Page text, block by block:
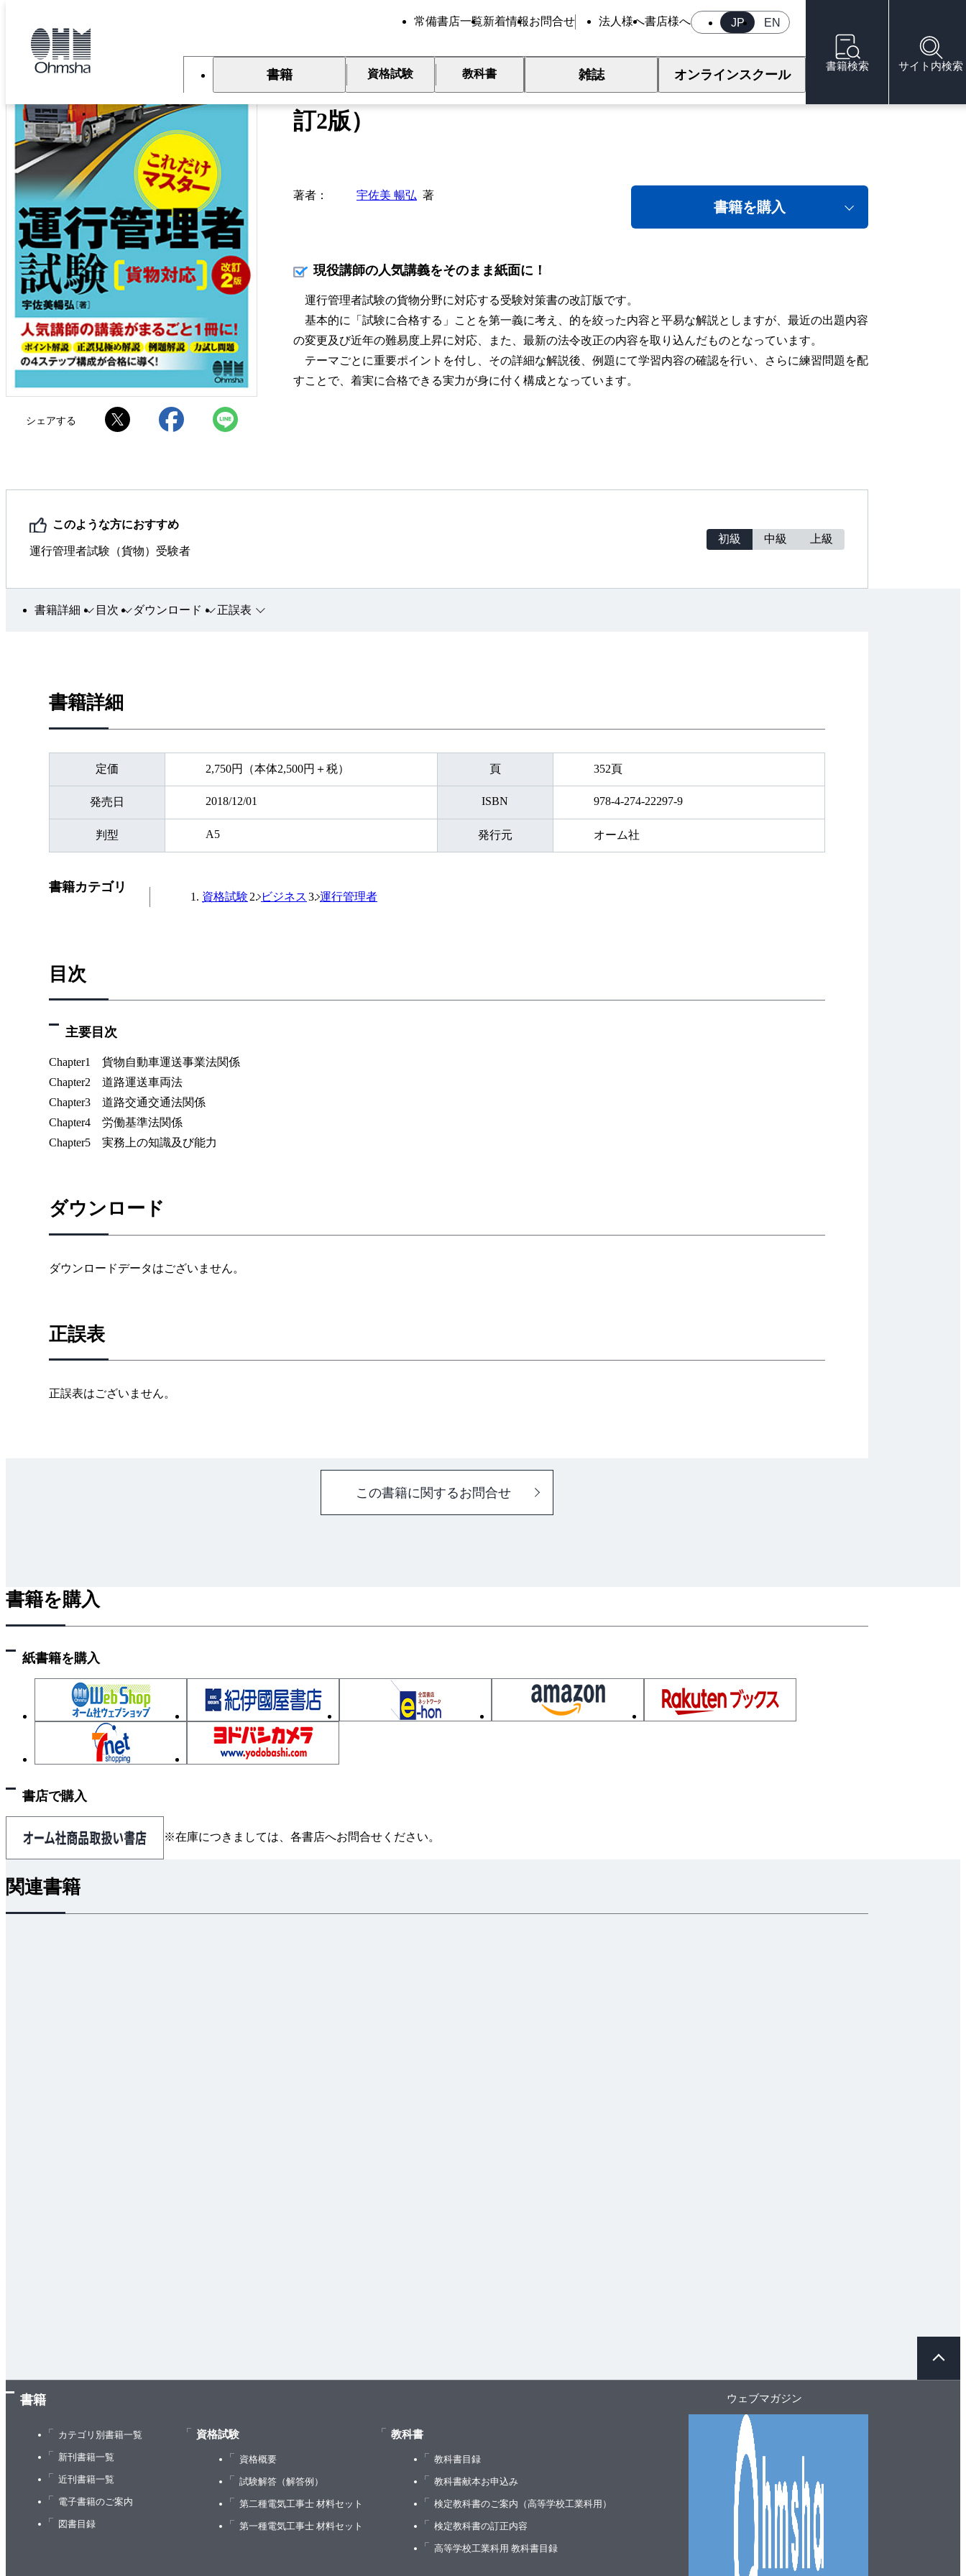
JP EN
常備書店一覧新着情報お問合せ 法人様へ書店様へ
書籍 資格試験 教科書 雑誌 オンラインスクール
書籍検索 サイト内検索
これだけマスター 運行管理者試験［貨物対応］（改
訂2版）
シェアする
著者 宇佐美 暢弘 著
書籍を購入
現役講師の人気講義をそのまま紙面に！
運行管理者試験の貨物分野に対応する受験対策書の改訂版です。
基本的に「試験に合格する」ことを第一義に考え、的を絞った内容と平易な解説としますが、最近の出題内容
の変更及び近年の難易度上昇に対応、また、最新の法令改正の内容を取り込んだものとなっています。
テーマごとに重要ポイントを付し、その詳細な解説後、例題にて学習内容の確認を行い、さらに練習問題を配
すことで、着実に合格できる実力が身に付く構成となっています。
このような方におすすめ
運行管理者試験（貨物）受験者
初級 中級 上級
書籍詳細 目次 ダウンロード 正誤表
書籍詳細
定価 2,750円（本体2,500円＋税） 頁 352頁
発売日 2018/12/01 ISBN 978-4-274-22297-9
判型 A5 発行元 オーム社
書籍カテゴリ
資格試験 ビジネス 運行管理者
目次
主要目次
Chapter1 貨物自動車運送事業法関係
Chapter2 道路運送車両法
Chapter3 道路交通交通法関係
Chapter4 労働基準法関係
Chapter5 実務上の知識及び能力
ダウンロード
ダウンロードデータはございません。
正誤表
正誤表はございません。
この書籍に関するお問合せ
書籍を購入
紙書籍を購入
書店で購入
※在庫につきましては、各書店へお問合せください。
関連書籍
書籍
カテゴリ別書籍一覧
新刊書籍一覧
近刊書籍一覧
電子書籍のご案内
図書目録
資格試験
資格概要
試験解答（解答例）
第二種電気工事士 材料セット
第一種電気工事士 材料セット
教科書
教科書目録
教科書献本お申込み
検定教科書のご案内（高等学校工業科用）
検定教科書の訂正内容
高等学校工業科用 教科書目録
ウェブマガジン